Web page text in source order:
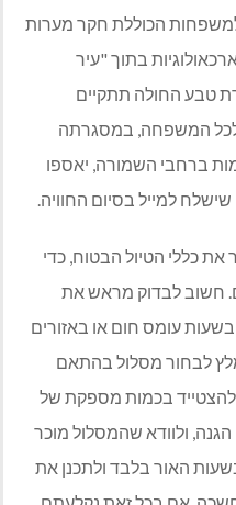
הכוללת חקר מערות
בתוך "עיר
טבע החולה תתקיים
לכל המשפחה, במסגרתה
ברחבי השמורה, יאספו
שישלח למייל בסיום החוויה.
את כללי הטיול הבטוח, כדי
חשוב לבדוק מראש את
בשעות עומס חום או באזורים
לבחור מסלול בהתאם
להצטייד בכמות מספקת של
הגנה, ולוודא שהמסלול מוכר
האור בלבד ולתכנן את